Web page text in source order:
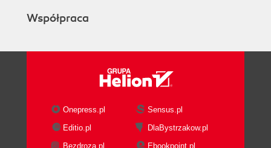
Współpraca
Onepress.pl
Sensus.pl
Editio.pl
DlaBystrzakow.pl
Bezdroza.pl
Ebookpoint.pl